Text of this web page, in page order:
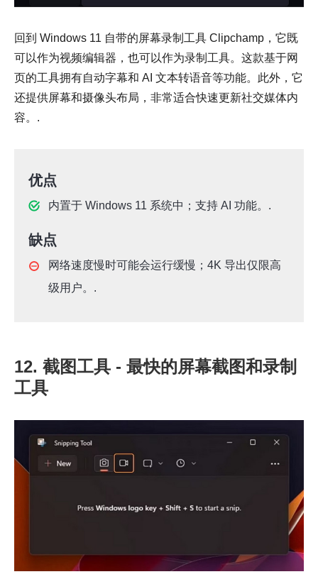
回到 Windows 11 自带的屏幕录制工具 Clipchamp，它既
可以作为视频编辑器，也可以作为录制工具。这款基于网
页的工具拥有自动字幕和 AI 文本转语音等功能。此外，它
还提供屏幕和摄像头布局，非常适合快速更新社交媒体内
容。.
优点
内置于 Windows 11 系统中；支持 AI 功能。.
缺点
网络速度慢时可能会运行缓慢；4K 导出仅限高
级用户。.
12. 截图工具 - 最快的屏幕截图和录制
工具